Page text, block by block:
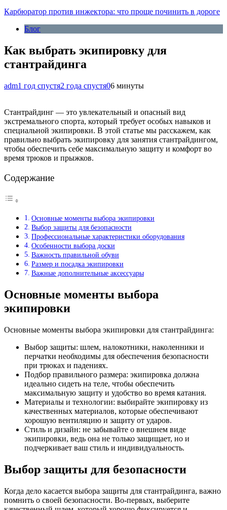
Карбюратор против инжектора: что проще починить в дороге
Блог
Как выбрать экипировку для
стантрайдинга
adm1 год спустя2 года спустя06 минуты
Стантрайдинг — это увлекательный и опасный вид
экстремального спорта, который требует особых навыков и
специальной экипировки. В этой статье мы расскажем, как
правильно выбрать экипировку для занятия стантрайдингом,
чтобы обеспечить себе максимальную защиту и комфорт во
время трюков и прыжков.
Содержание
Основные моменты выбора экипировки
Выбор защиты для безопасности
Профессиональные характеристики оборудования
Особенности выбора доски
Важность правильной обуви
Размер и посадка экипировки
Важные дополнительные аксессуары
Основные моменты выбора
экипировки
Основные моменты выбора экипировки для стантрайдинга:
Выбор защиты: шлем, налокотники, наколенники и
перчатки необходимы для обеспечения безопасности
при трюках и падениях.
Подбор правильного размера: экипировка должна
идеально сидеть на теле, чтобы обеспечить
максимальную защиту и удобство во время катания.
Материалы и технологии: выбирайте экипировку из
качественных материалов, которые обеспечивают
хорошую вентиляцию и защиту от ударов.
Стиль и дизайн: не забывайте о внешнем виде
экипировки, ведь она не только защищает, но и
подчеркивает ваш стиль и индивидуальность.
Выбор защиты для безопасности
Когда дело касается выбора защиты для стантрайдинга, важно
помнить о своей безопасности. Во-первых, выберите